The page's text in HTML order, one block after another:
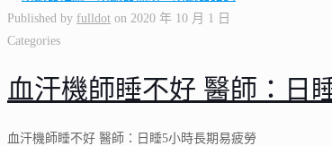
Published by fulldot on 2020 年 10 月 1 日
Categories
血汗機師睡不好 醫師：日
血汗機師睡不好 醫師：日睡5小時長期易疲勞